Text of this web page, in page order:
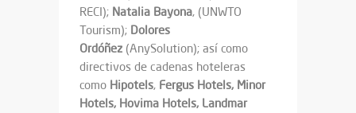
RECI); Natalia Bayona, (UNWTO
Tourism); Dolores
Ordóñez (AnySolution); así como
directivos de cadenas hoteleras
como Hipotels, Fergus Hotels, Minor
Hotels, Hovima Hotels, Landmar